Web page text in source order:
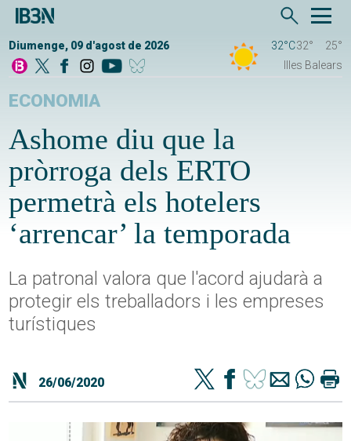
Diumenge, 09 d'agost de 2026 32°C32°
25°
Illes Balears
ECONOMIA
Ashome diu que la
pròrroga dels ERTO
permetrà els hotelers
‘arrencar’ la temporada
La patronal valora que l'acord ajudarà a
protegir els treballadors i les empreses
turístiques
26/06/2020